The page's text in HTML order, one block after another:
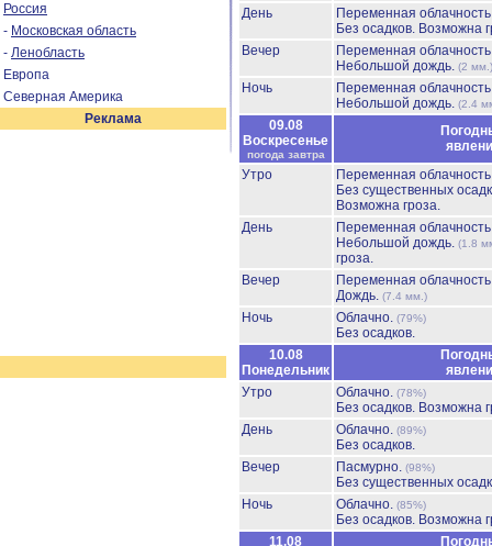
Россия
- Московская область
- Ленобласть
Европа
Северная Америка
Реклама
День
Переменная
Без осадков. Возможна
Вечер
Переменная
Небольшой дождь. (2 мм.)
Ночь
Переменная
Небольшой дождь. (2.4
09.08
Воскресенье
погода завтра
Утро
Переменная
Без существенных
Возможна гроза.
День
Переменная
Небольшой дождь. (1.8
гроза.
Вечер
Переменная
Дождь. (7.4 мм.)
Ночь Облачно. (79%)
Без осадков.
10.08
Понедельник
Утро
Облачно. (78%)
Без осадков. Возможна
День
Облачно. (89%)
Без осадков.
Вечер
Пасмурно. (98%)
Без существенных
Ночь
Облачно. (85%)
Без осадков. Возможна
11.08